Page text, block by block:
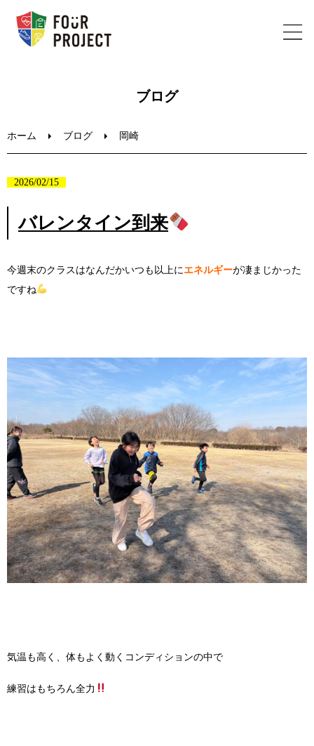
ブログ
ホーム ブログ 岡崎
2026/02/15
バレンタイン到来
今週末のクラスはなんだかいつも以上に エネルギーが凄まじかった
ですね
気温も高く、体もよく動くコンディションの中で
練習はもちろん全力